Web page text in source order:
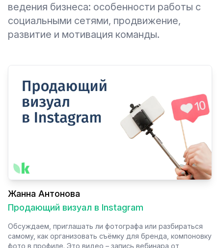
ведения бизнеса: особенности работы с
социальными сетями, продвижение,
развитие и мотивация команды.
Жанна Антонова
Продающий визуал в Instagram
Обсуждаем, приглашать ли фотографа или разбираться
самому, как организовать съёмку для бренда, компоновку
фото в профиле. Это видео – запись вебинара от